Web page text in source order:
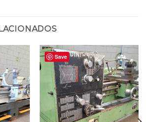
Save